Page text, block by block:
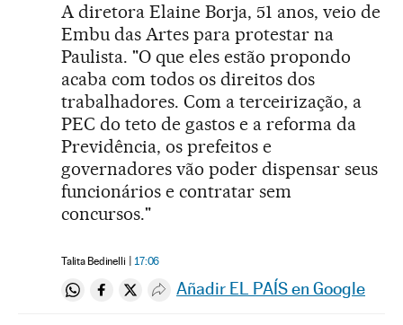
A diretora Elaine Borja, 51 anos, veio de
Embu das Artes para protestar na
Paulista. "O que eles estão propondo
acaba com todos os direitos dos
trabalhadores. Com a terceirização, a
PEC do teto de gastos e a reforma da
Previdência, os prefeitos e
governadores vão poder dispensar seus
funcionários e contratar sem
concursos."
Talita Bedinelli 17:06
Compartir en Whatsapp
Compartir en Facebook
Compartir en Twitter
Desplegar Redes Sociales
Añadir EL PAÍS en Google